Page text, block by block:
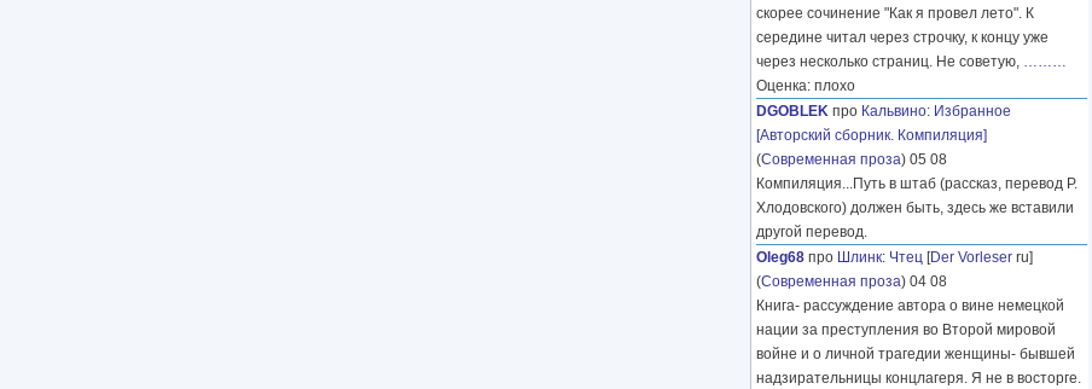
скорее сочинение "Как я провел лето". К
середине читал через строчку, к концу уже
через несколько страниц. Не советую, ………
Оценка: плохо
DGOBLEK про Кальвино: Избранное
[Авторский сборник. Компиляция]
(Современная проза) 05 08
Компиляция...Путь в штаб (рассказ, перевод Р.
Хлодовского) должен быть, здесь же вставили
другой перевод.
Oleg68 про Шлинк: Чтец [Der Vorleser ru]
(Современная проза) 04 08
Книга- рассуждение автора о вине немецкой
нации за преступления во Второй мировой
войне и о личной трагедии женщины- бывшей
надзирательницы концлагеря. Я не в восторге.